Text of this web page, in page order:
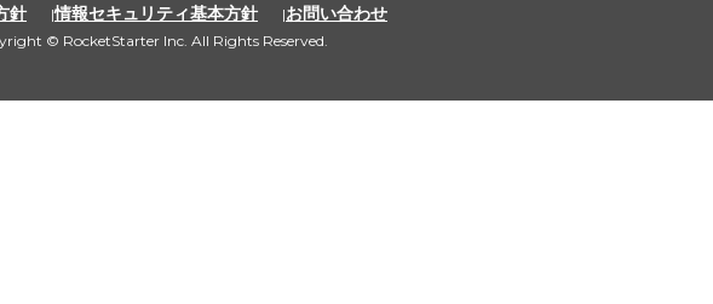
針 情報セキュリティ基本方針 お問い合わせ
© RocketStarter Inc. All Rights Reserved.